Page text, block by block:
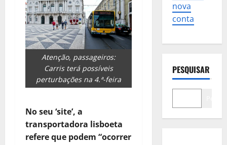
Atenção, passageiros:
Carris terá possíveis
perturbações na 4.ª-feira
No seu ‘site’, a
transportadora lisboeta
refere que podem “ocorrer
nova
conta
PESQUISAR